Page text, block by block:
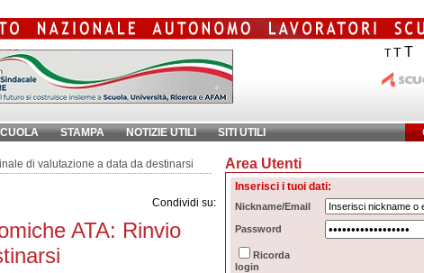
T TT
STAMPA NOTIZIE UTILI SITI UTILI
Ricerca Avanzata
di valutazione a data da destinarsi
Condividi su:
ATA: Rinvio
Area Utenti
Inserisci i tuoi dati:
Nickname/Email
Password
Ricorda
login